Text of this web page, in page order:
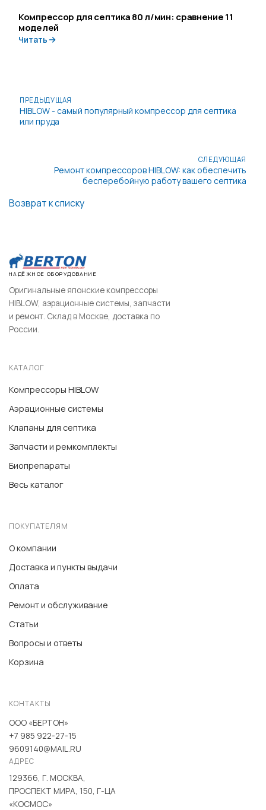
Компрессор для септика 80 л/мин: сравнение 11
моделей
Читать
ПРЕДЫДУЩАЯ
HIBLOW - самый популярный компрессор для септика
или пруда
СЛЕДУЮЩАЯ
Ремонт компрессоров HIBLOW: как обеспечить
бесперебойную работу вашего септика
Возврат к списку
НАДЁЖНОЕ ОБОРУДОВАНИЕ
Оригинальные японские компрессоры
HIBLOW, аэрационные системы, запчасти
и ремонт. Склад в Москве, доставка по
России.
КАТАЛОГ
Компрессоры HIBLOW
Аэрационные системы
Клапаны для септика
Запчасти и ремкомплекты
Биопрепараты
Весь каталог
ПОКУПАТЕЛЯМ
О компании
Доставка и пункты выдачи
Оплата
Ремонт и обслуживание
Статьи
Вопросы и ответы
Корзина
КОНТАКТЫ
ООО «БЕРТОН»
+7 985 922-27-15
9609140@MAIL.RU
АДРЕС
129366, Г. МОСКВА,
ПРОСПЕКТ МИРА, 150, Г-ЦА
«КОСМОС»